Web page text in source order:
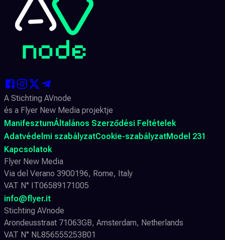
A Stichting AVnode
és a Flyer New Media projektje
ManifesztumÁltalános Szerződési Feltételek
Adatvédelmi szabályzatCookie-szabályzatModel 231
Kapcsolatok
Flyer New Media
Via del Verano 3900196, Rome, Italy
VAT N° IT06589171005
info@flyer.it
Stichting AVnode
Arondeusstraat 71063GB, Amsterdam, Netherlands
VAT N° NL856555253B01